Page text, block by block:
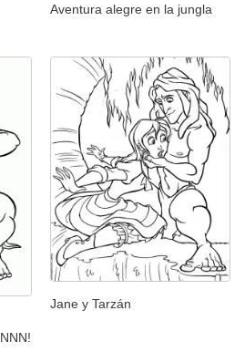
Aventura alegre en la jungla
Jane y Tarzán